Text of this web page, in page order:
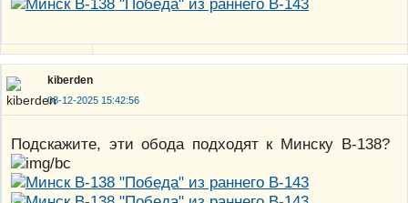
kiberden
08-12-2025 15:42:56
Подскажите, эти обода подходят к Минску В-138?